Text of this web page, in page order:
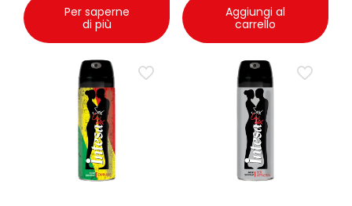
Per saperne
di più
Aggiungi al
carrello